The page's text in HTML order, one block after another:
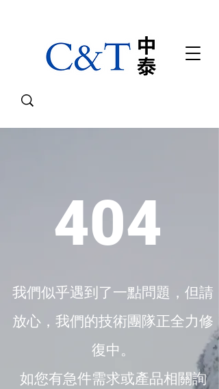
404
我們似乎遇到了一點問題，但請
放心，我們的技術團隊正全力修
復中。
如您有急件需求或產品相關詢